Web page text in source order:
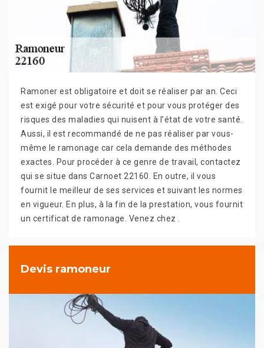
Ramoner est obligatoire et doit se réaliser par an. Ceci
est exigé pour votre sécurité et pour vous protéger des
risques des maladies qui nuisent à l’état de votre santé.
Aussi, il est recommandé de ne pas réaliser par vous-
même le ramonage car cela demande des méthodes
exactes. Pour procéder à ce genre de travail, contactez
qui se situe dans Carnoet 22160. En outre, il vous
fournit le meilleur de ses services et suivant les normes
en vigueur. En plus, à la fin de la prestation, vous fournit
un certificat de ramonage. Venez chez .
Devis ramoneur